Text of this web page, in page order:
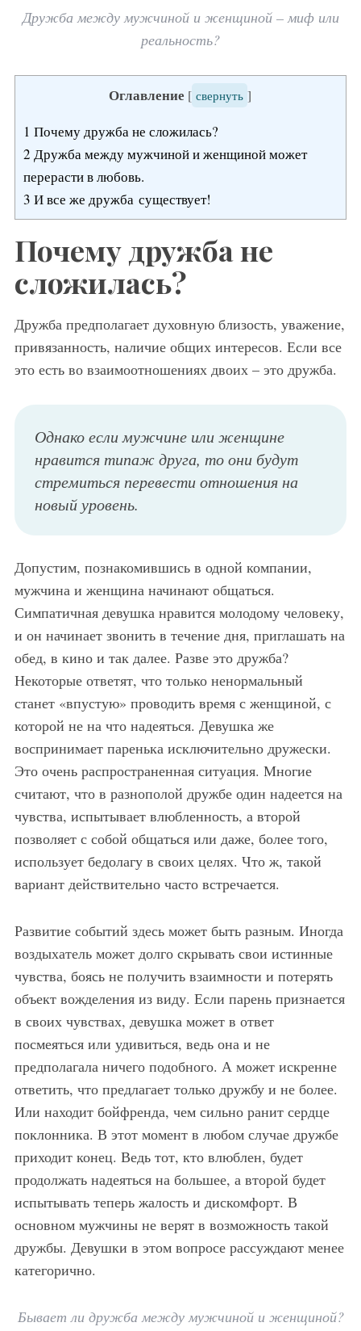
Дружба между мужчиной и женщиной – миф или
реальность?
Оглавление [ свернуть ]
1 Почему дружба не сложилась?
2 Дружба между мужчиной и женщиной может
перерасти в любовь.
3 И все же дружба существует!
Почему дружба не
сложилась?
Дружба предполагает духовную близость, уважение,
привязанность, наличие общих интересов. Если все
это есть во взаимоотношениях двоих – это дружба.
Однако если мужчине или женщине
нравится типаж друга, то они будут
стремиться перевести отношения на
новый уровень.
Допустим, познакомившись в одной компании,
мужчина и женщина начинают общаться.
Симпатичная девушка нравится молодому человеку,
и он начинает звонить в течение дня, приглашать на
обед, в кино и так далее. Разве это дружба?
Некоторые ответят, что только ненормальный
станет «впустую» проводить время с женщиной, с
которой не на что надеяться. Девушка же
воспринимает паренька исключительно дружески.
Это очень распространенная ситуация. Многие
считают, что в разнополой дружбе один надеется на
чувства, испытывает влюбленность, а второй
позволяет с собой общаться или даже, более того,
использует бедолагу в своих целях. Что ж, такой
вариант действительно часто встречается.
Развитие событий здесь может быть разным. Иногда
воздыхатель может долго скрывать свои истинные
чувства, боясь не получить взаимности и потерять
объект вожделения из виду. Если парень признается
в своих чувствах, девушка может в ответ
посмеяться или удивиться, ведь она и не
предполагала ничего подобного. А может искренне
ответить, что предлагает только дружбу и не более.
Или находит бойфренда, чем сильно ранит сердце
поклонника. В этот момент в любом случае дружбе
приходит конец. Ведь тот, кто влюблен, будет
продолжать надеяться на большее, а второй будет
испытывать теперь жалость и дискомфорт. В
основном мужчины не верят в возможность такой
дружбы. Девушки в этом вопросе рассуждают менее
категорично.
Бывает ли дружба между мужчиной и женщиной?